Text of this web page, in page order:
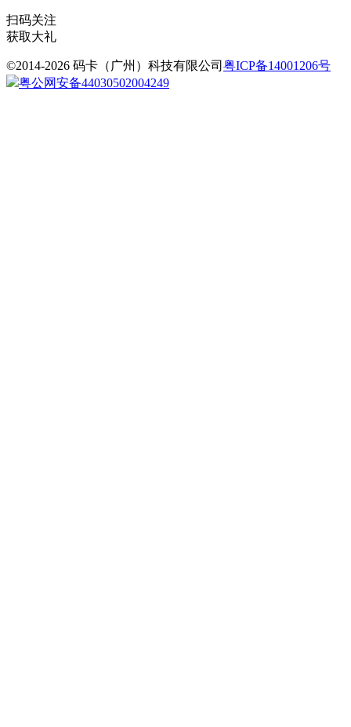
专业课,培训班,辅导班,考
扫码关注
获取大礼
©2014-2026 码卡（广州）科技有限公司 粤ICP备14001206号
粤公网安备44030502004249